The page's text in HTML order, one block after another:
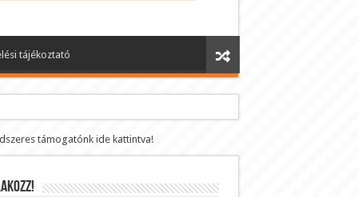
tájékoztató
támogatónk ide kattintva!